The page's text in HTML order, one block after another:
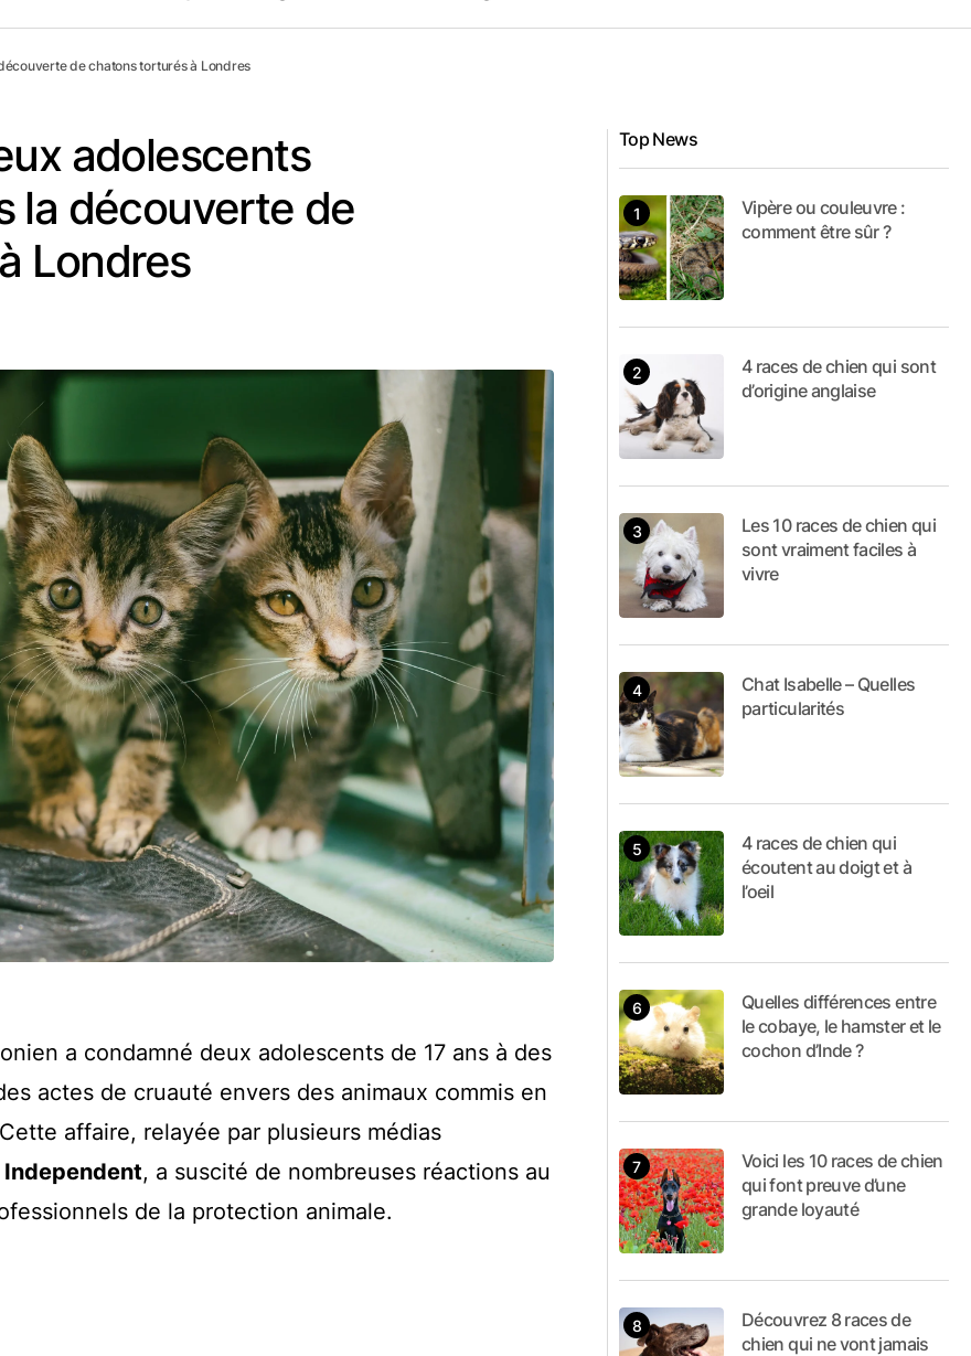
de chatons torturés à Londres
adolescents
la découverte de
Londres
a condamné deux adolescents de 17 ans à des
actes de cruauté envers des animaux commis en
affaire, relayée par plusieurs médias
Independent, a suscité de nombreuses réactions au
de la protection animale.
Top News
Vipère ou couleuvre :
comment être sûr ?
4 races de chien qui sont
d’origine anglaise
Les 10 races de chien qui
sont vraiment faciles à
vivre
Chat Isabelle – Quelles
particularités
4 races de chien qui
écoutent au doigt et à
l’oeil
Quelles différences entre
le cobaye, le hamster et le
cochon d’Inde ?
Voici les 10 races de chien
qui font preuve d’une
grande loyauté
Découvrez 8 races de
chien qui ne vont jamais